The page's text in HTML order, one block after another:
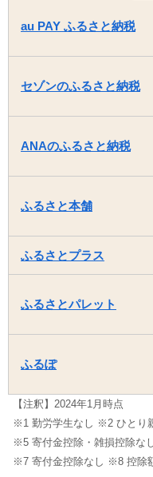
au PAY ふるさと納税
セゾンのふるさと納税
ANAのふるさと納税
ふるさと本舗
ふるさとプラス
ふるさとパレット
ふるぽ
【注釈】2024年1月時点
※1 勤労学生なし ※2 ひとり
※5 寄付金控除・雑損控除な
※7 寄付金控除なし ※8 控除